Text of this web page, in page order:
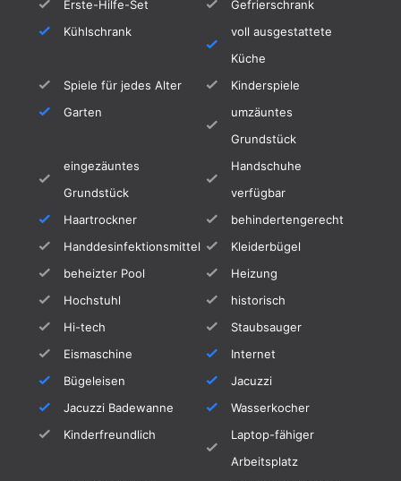
Teguise erreichen Sie in ca. 20 Minuten.
Eine Gruppe, die Wert auf individuelle,
hochwertige Unterbringung legt, kann hier mit
bis zu 8 Personen anreisen. In der Privatanlage
liegen auch noch der Bungalow Parnass, das
Apartment Casablanca und der Bungalow
Empireo.
Die Ferienunterkunft ist nicht für Parteien
geeignet - niemand darf jemanden einladen.
Wenn Sie es nicht respektieren, müssen Sie die
Ferienunterkunft verlassen.
Erste-Hilfe-Set
Gefrierschrank
Kühlschrank
voll ausgestattete
Küche
Spiele für jedes Alter
Kinderspiele
Garten
umzäuntes
Grundstück
eingezäuntes
Grundstück
Handschuhe
verfügbar
Haartrockner
behindertengerecht
Handdesinfektionsmittel
Kleiderbügel
beheizter Pool
Heizung
Hochstuhl
historisch
Hi-tech
Staubsauger
Eismaschine
Internet
Bügeleisen
Jacuzzi
Jacuzzi Badewanne
Wasserkocher
Kinderfreundlich
Laptop-fähiger
Arbeitsplatz